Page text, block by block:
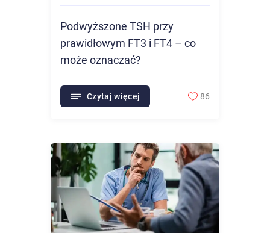
Podwyższone TSH przy
prawidłowym FT3 i FT4 – co
może oznaczać?
Czytaj więcej 86